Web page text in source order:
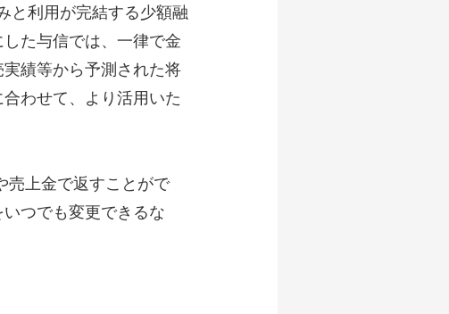
と利用が完結する少額融
た与信では、一律で金
績等から予測された将
わせて、より活用いた
売上金で返すことがで
つでも変更できるな